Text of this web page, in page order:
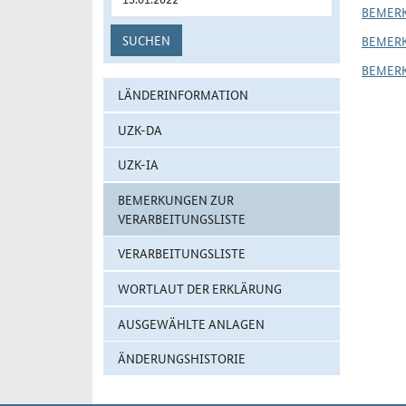
SUCHEN
LÄNDERINFORMATION
UZK-DA
UZK-IA
BEMERKUNGEN ZUR
VERARBEITUNGSLISTE
VERARBEITUNGSLISTE
WORTLAUT DER ERKLÄRUNG
AUSGEWÄHLTE ANLAGEN
ÄNDERUNGSHISTORIE